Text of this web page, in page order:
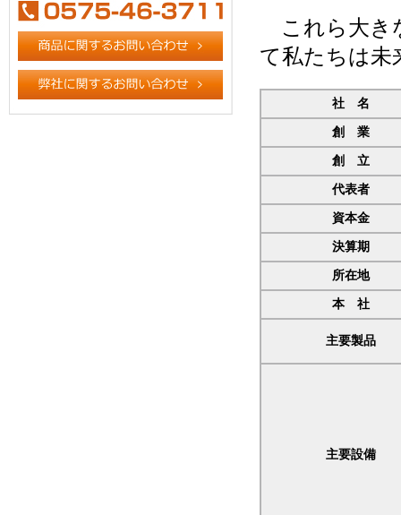
これら大き
て私たちは未
社 名
創 業
創 立
代表者
資本金
決算期
所在地
本 社
主要製品
主要設備